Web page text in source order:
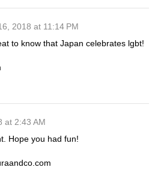
2018 at 11:14 PM
to know that Japan celebrates lgbt!
at 2:43 AM
Hope you had fun!